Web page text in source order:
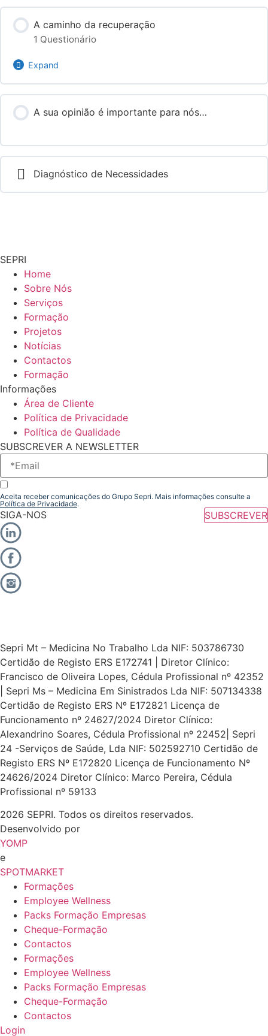
Conteúdo do Módulo
Teste os seus conhecimentos
A caminho da recuperação
1 Questionário
Expand
Conteúdo do Módulo
A sua opinião é importante para nós…
Diagnóstico de Necessidades
SEPRI
Home
Sobre Nós
Serviços
Formação
Projetos
Notícias
Contactos
Formação
Informações
Área de Cliente
Política de Privacidade
Política de Qualidade
SUBSCREVER A NEWSLETTER
Aceita receber comunicações do Grupo Sepri. Mais informações consulte a
Política de Privacidade.
SUBSCREVER
SIGA-NOS
Sepri Mt – Medicina No Trabalho Lda NIF: 503786730
Certidão de Registo ERS E172741 | Diretor Clínico:
Francisco de Oliveira Lopes, Cédula Profissional nº 42352
| Sepri Ms – Medicina Em Sinistrados Lda NIF: 507134338
Certidão de Registo ERS Nº E172821 Licença de
Funcionamento nº 24627/2024 Diretor Clínico:
Alexandrino Soares, Cédula Profissional nº 22452| Sepri
24 -Serviços de Saúde, Lda NIF: 502592710 Certidão de
Registo ERS Nº E172820 Licença de Funcionamento Nº
24626/2024 Diretor Clínico: Marco Pereira, Cédula
Profissional nº 59133
2026 SEPRI. Todos os direitos reservados.
Desenvolvido por
YOMP
e
SPOTMARKET
Formações
Employee Wellness
Packs Formação Empresas
Cheque-Formação
Contactos
Formações
Employee Wellness
Packs Formação Empresas
Cheque-Formação
Contactos
Login